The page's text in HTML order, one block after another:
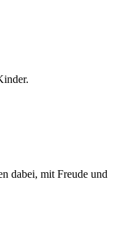
dabei, mit Freude und